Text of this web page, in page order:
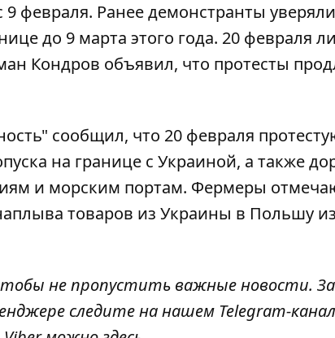
9 февраля. Ранее демонстранты
до 9 марта этого года. 20 февраля
Кондров объявил, что протесты
сообщил, что 20 февраля
на границе с Украиной, а также
и морским портам. Фермеры
товаров из Украины в Польшу
не пропустить важные новости. За
следите на нашем Telegram-